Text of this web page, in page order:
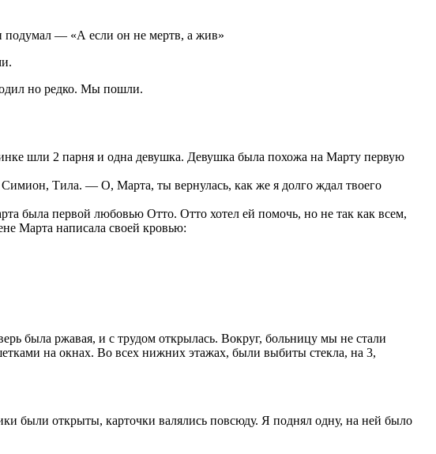
— «А если он не мертв, а жив»
но редко. Мы пошли.
шли 2 парня и одна девушка. Девушка была похожа на Марту первую
Симион, Тила. — О, Марта, ты вернулась, как же я долго ждал твоего
была первой любовью Отто. Отто хотел ей помочь, но не так как всем,
Марта написала своей кровью:
была ржавая, и с трудом открылась. Вокруг, больницу мы не стали
на окнах. Во всех нижних этажах, были выбиты стекла, на 3,
были открыты, карточки валялись повсюду. Я поднял одну, на ней было